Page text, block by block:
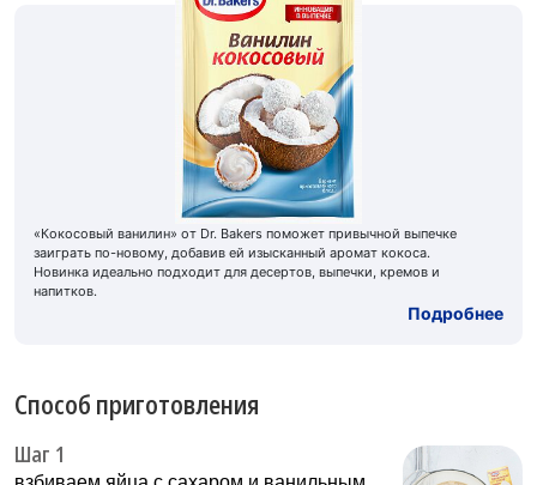
«Кокосовый ванилин» от Dr. Bakers поможет привычной выпечке
заиграть по-новому, добавив ей изысканный аромат кокоса.
Новинка идеально подходит для десертов, выпечки, кремов и
напитков.
Подробнее
Способ приготовления
Шаг 1